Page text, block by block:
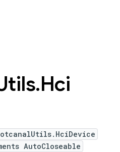
.Hci
AutoCloseable